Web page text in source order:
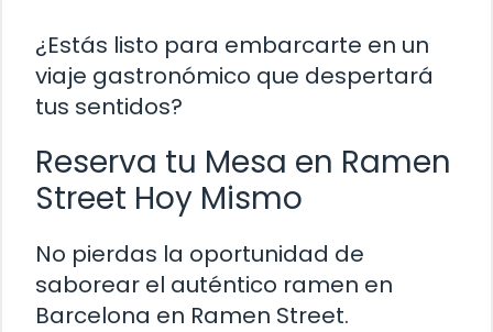
¿Estás listo para embarcarte en un
viaje gastronómico que despertará
tus sentidos?
Reserva tu Mesa en Ramen
Street Hoy Mismo
No pierdas la oportunidad de
saborear el auténtico ramen en
Barcelona en Ramen Street.